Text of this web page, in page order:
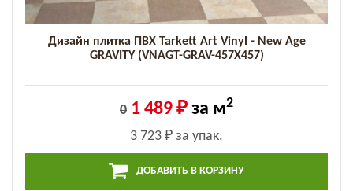
Дизайн плитка ПВХ Tarkett Art Vinyl - New Age
GRAVITY (VNAGT-GRAV-457X457)
0 1 489 ₽ за м2
3 723 ₽ за упак.
ДОБАВИТЬ В КОРЗИНУ